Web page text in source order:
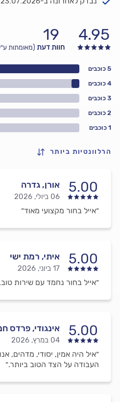
4.95
19
חוות דעת (מאומתות
1 כוכבים
2 כוכבים
3 כוכבים
4 כוכבים
5 כוכבים
הרלוונטיות ביותר
5.00 אורן, גדרה
06 ביולי, 2026
״אייל בחור מקצועי מאוד״
5.00 איתי, רמת ישי
17 ביוני, 2026
״אייל בחור נחמד עם שירות
5.00 אינגודי, פרדס
04 במרץ, 2026
״איל היה אמין, יסודי, מדהים,
העבודה על הצד הטוב ביותר.״